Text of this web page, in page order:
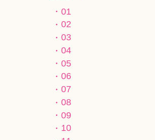
01
02
03
04
05
06
07
08
09
10